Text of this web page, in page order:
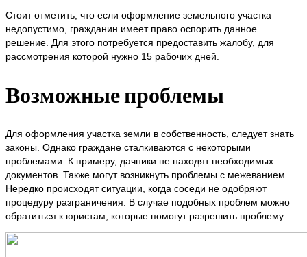
Стоит отметить, что если оформление земельного участка
недопустимо, гражданин имеет право оспорить данное
решение. Для этого потребуется предоставить жалобу, для
рассмотрения которой нужно 15 рабочих дней.
Возможные проблемы
Для оформления участка земли в собственность, следует знать
законы. Однако граждане сталкиваются с некоторыми
проблемами. К примеру, дачники не находят необходимых
документов. Также могут возникнуть проблемы с межеванием.
Нередко происходят ситуации, когда соседи не одобряют
процедуру разграничения. В случае подобных проблем можно
обратиться к юристам, которые помогут разрешить проблему.